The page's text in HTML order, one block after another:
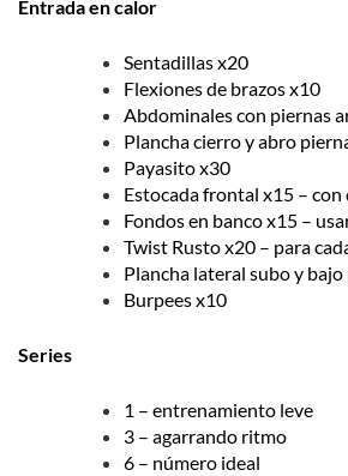
Entrada en calor
Sentadillas x20
Flexiones de brazos x10
Abdominales con piernas
Plancha cierro y abro
Payasito x30
Estocada frontal x15 – con
Fondos en banco x15 –
Twist Rusto x20 – para
Plancha lateral subo y
Burpees x10
Series
1 – entrenamiento leve
3 – agarrando ritmo
6 – número ideal